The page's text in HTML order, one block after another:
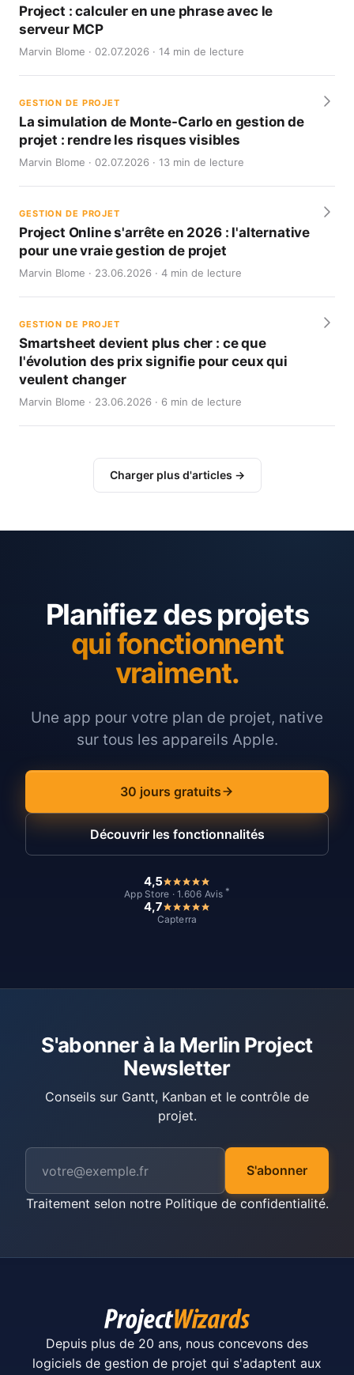
Project : calculer en une phrase avec le
serveur MCP
Marvin Blome · 02.07.2026 · 14 min de lecture
GESTION DE PROJET
La simulation de Monte-Carlo en gestion de
projet : rendre les risques visibles
Marvin Blome · 02.07.2026 · 13 min de lecture
GESTION DE PROJET
Project Online s'arrête en 2026 : l'alternative
pour une vraie gestion de projet
Marvin Blome · 23.06.2026 · 4 min de lecture
GESTION DE PROJET
Smartsheet devient plus cher : ce que
l'évolution des prix signifie pour ceux qui
veulent changer
Marvin Blome · 23.06.2026 · 6 min de lecture
Charger plus d'articles →
Planifiez des projets
qui fonctionnent
vraiment.
Une app pour votre plan de projet, native
sur tous les appareils Apple.
30 jours gratuits
Découvrir les fonctionnalités
4,5
App Store · 1.606 Avis *
4,7
Capterra
S'abonner à la Merlin Project
Newsletter
Conseils sur Gantt, Kanban et le contrôle de
projet.
S'abonner
Traitement selon notre Politique de confidentialité.
Depuis plus de 20 ans, nous concevons des
logiciels de gestion de projet qui s'adaptent aux